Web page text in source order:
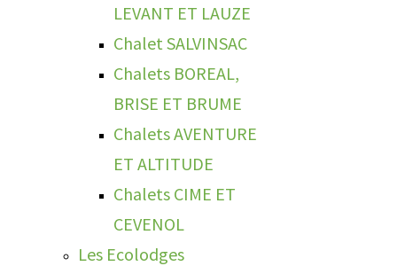
LEVANT ET LAUZE
Chalet SALVINSAC
Chalets BOREAL,
BRISE ET BRUME
Chalets AVENTURE
ET ALTITUDE
Chalets CIME ET
CEVENOL
Les Ecolodges